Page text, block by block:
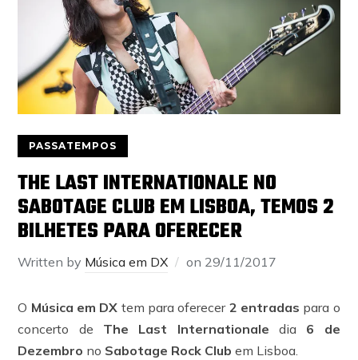
PASSATEMPOS
THE LAST INTERNATIONALE NO
SABOTAGE CLUB EM LISBOA, TEMOS 2
BILHETES PARA OFERECER
Written by Música em DX on 29/11/2017
O Música em DX tem para oferecer 2 entradas para o
concerto de The Last Internationale dia 6 de
Dezembro no Sabotage Rock Club em Lisboa.